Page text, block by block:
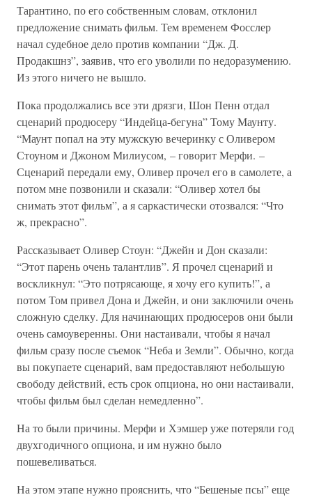
Тарантино, по его собственным словам, отклонил
предложение снимать фильм. Тем временем Фосслер
начал судебное дело против компании “Дж. Д.
Продакшнз”, заявив, что его уволили по недоразумению.
Из этого ничего не вышло.
Пока продолжались все эти дрязги, Шон Пенн отдал
сценарий продюсеру “Индейца-бегуна” Тому Маунту.
“Маунт попал на эту мужскую вечеринку с Оливером
Стоуном и Джоном Милиусом, – говорит Мерфи. –
Сценарий передали ему, Оливер прочел его в самолете, а
потом мне позвонили и сказали: “Оливер хотел бы
снимать этот фильм”, а я саркастически отозвался: “Что
ж, прекрасно”.
Рассказывает Оливер Стоун: “Джейн и Дон сказали:
“Этот парень очень талантлив”. Я прочел сценарий и
воскликнул: “Это потрясающе, я хочу его купить!”, а
потом Том привел Дона и Джейн, и они заключили очень
сложную сделку. Для начинающих продюсеров они были
очень самоуверенны. Они настаивали, чтобы я начал
фильм сразу после съемок “Неба и Земли”. Обычно, когда
вы покупаете сценарий, вам предоставляют небольшую
свободу действий, есть срок опциона, но они настаивали,
чтобы фильм был сделан немедленно”.
На то были причины. Мерфи и Хэмшер уже потеряли год
двухгодичного опциона, и им нужно было
пошевеливаться.
На этом этапе нужно прояснить, что “Бешеные псы” еще